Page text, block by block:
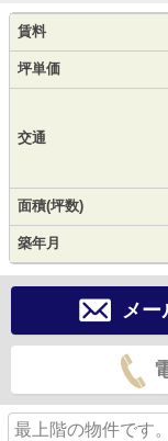
賃料
坪単価
交通
面積(坪数)
築年月
メー
最上階の物件です。